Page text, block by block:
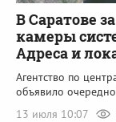
В Саратове
камеры
Адреса и
Агентство по
объявило
13 июля 10:07